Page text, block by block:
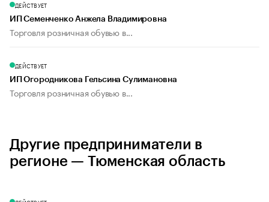
ДЕЙСТВУЕТ
ИП Семенченко Анжела Владимировна
Торговля розничная обувью в...
ДЕЙСТВУЕТ
ИП Огородникова Гельсина Сулимановна
Торговля розничная обувью в...
Другие предприниматели в
регионе — Тюменская область